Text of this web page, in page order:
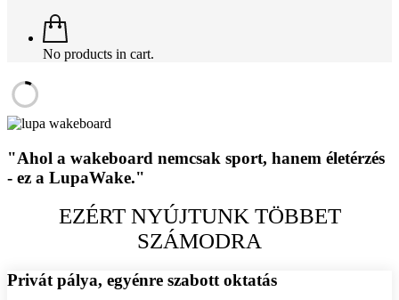
No products in cart.
"Ahol a wakeboard nemcsak sport, hanem életérzés
- ez a LupaWake."
EZÉRT NYÚJTUNK TÖBBET
SZÁMODRA
Privát pálya, egyénre szabott oktatás